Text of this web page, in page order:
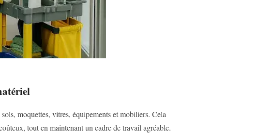
moquettes, vitres, équipements et mobiliers. Cela
tout en maintenant un cadre de travail agréable.